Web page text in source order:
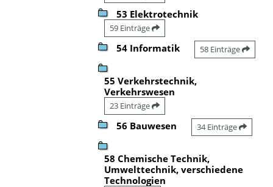
53 Elektrotechnik
59 Einträge
54 Informatik 58 Einträge
55 Verkehrstechnik,
Verkehrswesen
23 Einträge
56 Bauwesen 34 Einträge
58 Chemische Technik,
Umwelttechnik, verschiedene
Technologien